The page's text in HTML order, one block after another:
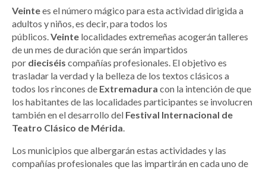
Veintees el número mágico para esta actividad dirigida a
adultos y niños, es decir, para todos los
públicos.Veinte localidades extremeñas acogerán talleres
de un mes de duración que serán impartidos
por dieciséis compañías profesionales. El objetivo es
trasladar la verdad y la belleza de los textos clásicos a
todos los rincones de Extremadura con la intención de que
los habitantes de las localidades participantes se involucren
también en el desarrollo del Festival Internacional de
Teatro Clásico de Mérida.
Los municipios que albergarán estas actividades y las
compañías profesionales que las impartirán en cada uno de